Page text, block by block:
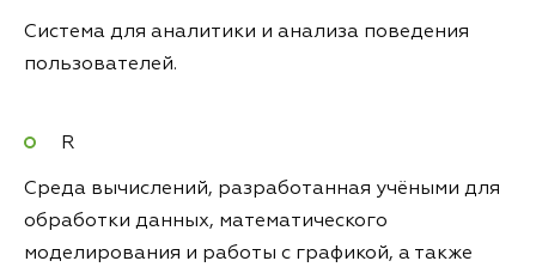
Система для аналитики и анализа поведения
пользователей.
R
Среда вычислений, разработанная учёными для
обработки данных, математического
моделирования и работы с графикой, а также